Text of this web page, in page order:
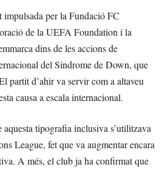
impulsada per la Fundació FC
de la UEFA Foundation i la
dins de les accions de
del Síndrome de Down, que
partit d’ahir va servir com a altaveu
causa a escala internacional.
tipografia inclusiva s’utilitzava
League, fet que va augmentar encara
A més, el club ja ha confirmat que